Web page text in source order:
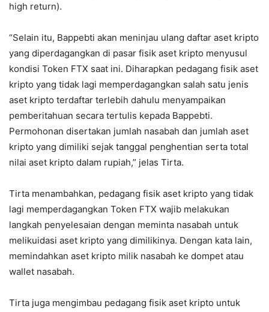
high return).
“Selain itu, Bappebti akan meninjau ulang daftar aset kripto
yang diperdagangkan di pasar fisik aset kripto menyusul
kondisi Token FTX saat ini. Diharapkan pedagang fisik aset
kripto yang tidak lagi memperdagangkan salah satu jenis
aset kripto terdaftar terlebih dahulu menyampaikan
pemberitahuan secara tertulis kepada Bappebti.
Permohonan disertakan jumlah nasabah dan jumlah aset
kripto yang dimiliki sejak tanggal penghentian serta total
nilai aset kripto dalam rupiah,” jelas Tirta.
Tirta menambahkan, pedagang fisik aset kripto yang tidak
lagi memperdagangkan Token FTX wajib melakukan
langkah penyelesaian dengan meminta nasabah untuk
melikuidasi aset kripto yang dimilikinya. Dengan kata lain,
memindahkan aset kripto milik nasabah ke dompet atau
wallet nasabah.
Tirta juga mengimbau pedagang fisik aset kripto untuk